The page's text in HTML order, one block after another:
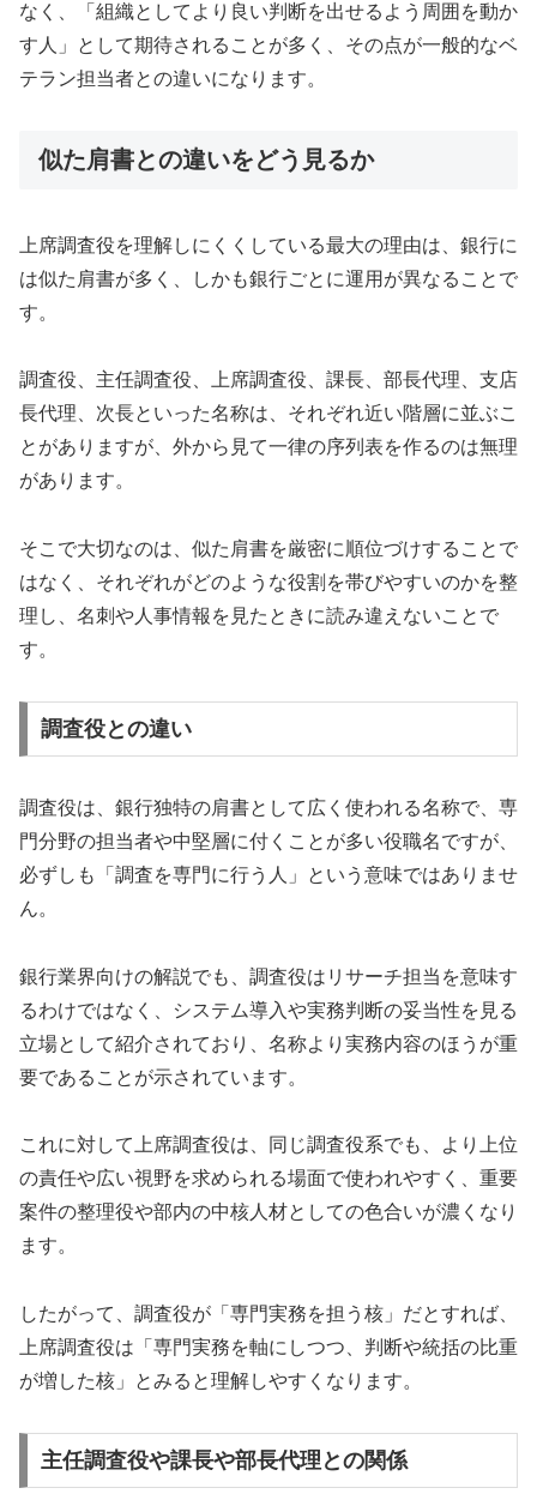
なく、「組織としてより良い判断を出せるよう周囲を動か
す人」として期待されることが多く、その点が一般的なベ
テラン担当者との違いになります。
似た肩書との違いをどう見るか
上席調査役を理解しにくくしている最大の理由は、銀行に
は似た肩書が多く、しかも銀行ごとに運用が異なることで
す。
調査役、主任調査役、上席調査役、課長、部長代理、支店
長代理、次長といった名称は、それぞれ近い階層に並ぶこ
とがありますが、外から見て一律の序列表を作るのは無理
があります。
そこで大切なのは、似た肩書を厳密に順位づけすることで
はなく、それぞれがどのような役割を帯びやすいのかを整
理し、名刺や人事情報を見たときに読み違えないことで
す。
調査役との違い
調査役は、銀行独特の肩書として広く使われる名称で、専
門分野の担当者や中堅層に付くことが多い役職名ですが、
必ずしも「調査を専門に行う人」という意味ではありませ
ん。
銀行業界向けの解説でも、調査役はリサーチ担当を意味す
るわけではなく、システム導入や実務判断の妥当性を見る
立場として紹介されており、名称より実務内容のほうが重
要であることが示されています。
これに対して上席調査役は、同じ調査役系でも、より上位
の責任や広い視野を求められる場面で使われやすく、重要
案件の整理役や部内の中核人材としての色合いが濃くなり
ます。
したがって、調査役が「専門実務を担う核」だとすれば、
上席調査役は「専門実務を軸にしつつ、判断や統括の比重
が増した核」とみると理解しやすくなります。
主任調査役や課長や部長代理との関係